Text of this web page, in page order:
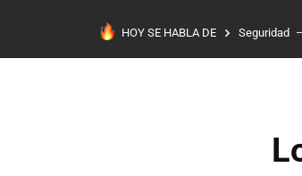
HOY SE HABLA DE Seguridad